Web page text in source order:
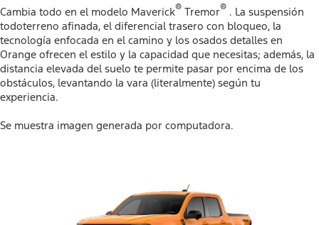
Cambia todo en el modelo Maverick® Tremor® . ​​​​​​​La suspensión
todoterreno afinada, el diferencial trasero con bloqueo, la
tecnología enfocada en el camino y los osados detalles en
Orange ofrecen el estilo y la capacidad que necesitas; además, la
distancia elevada del suelo te permite pasar por encima de los
obstáculos, levantando la vara (literalmente) según tu
experiencia.
Se muestra imagen generada por computadora.